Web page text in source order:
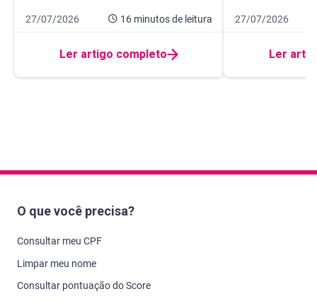
Data de publicação 27 de julho de 2026
27/07/2026 16 minutosde leitura
16 minutos de leitura
Ler artigo completo
Data de
27/07/2026
10 minutos de
Ler
O que você precisa?
Consultar meu CPF
Limpar meu nome
Consultar pontuação do Score